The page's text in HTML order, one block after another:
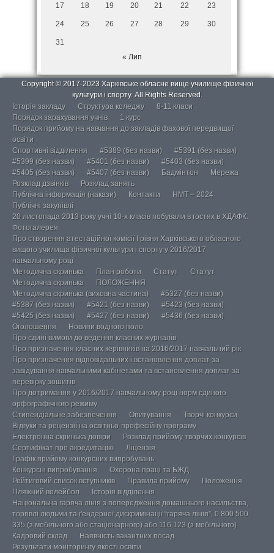
17 18 19 20 21 22 23
24 25 26 27 28 29 30
31
« Лип
Copyright © 2017-2023 Харківське обласне вище училище фізичної
культури і спорту. All Rights Reserved.
Історія закладу
Структура коледжу
8-11 класи
Порядок зарахування учнів
1 курс
Порядок прийому на навчання до закладів фахової передвищої
освіти
Спортивні відділення
#5389 (без назви)
#5391 (без назви)
#5399 (без назви)
#5401 (без назви)
#5403 (без назви)
#5405 (без назви)
#5407 (без назви) Бадмінтон
Мережа
Розклад дзвінків
Розклад занять
Публічна інформація (накази)
Контакти
НМТ – 2024
Публічні закупівлі
20 листопада 2013 року учні 10-х класів побували в гостях в ХДАФК.
Фотогалерея
Про створення атестаційної комісії І рівня Харківського обласного
вищого училища фізичної культури і спорту у 2016/2017
навчальному році
Методична скринька
План роботи Статут
Статут
Методична скринька
ПОЛОЖЕННЯ
Методична скринька (виховна частина)
#5327 (без назви)
#5387 (без назви)
#5421 (без назви)
#5423 (без назви)
#5425 (без назви)
#5427 (без назви)
#5436 (без назви)
Оголошення
Новини водного поло
Про єдині вимоги до ведення класних журналів
Про призначення класних керівників на 2016/2017 навчальний рік
Про призначення відповідальних і встановлення доплат за
завідування навчальними кабінетами та встановлення доплат за
перевірку зошитів
Про дотримання у 2016/2017 навчальному році норм єдиного
орфографічного режиму
Стипендіальне забезпечення
Опитування
Творчі конкурси
Відгуки та рецензії на освітньо-професійну програму
Електронна скринька довіри
Розклад прийому творчих конкурсів
Сертифікат про акредитацію
Ліцензія
Графік прийому конкурсних випробувань
Конкурсні випробування
Охорона праці та БЖД
Рейтиговий список вступників
Правила прийому
Положення
Пляжний волейбол
Історія відділення
Національна гаряча лінія з попередження домашнього насильства,
торгівлі людьми та ґендерної дискримінації “гаряча лінія”, 0 800 500
335 (з мобільного або стаціонарного) або 116 123 (з мобільного)
Кадровий склад
Наявність вакантних посад
Результати моніторингу якості освіти